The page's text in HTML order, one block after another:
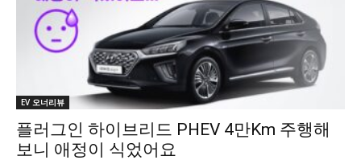
EV 오너리뷰
플러그인 하이브리드 PHEV 4만Km 주행해
보니 애정이 식었어요